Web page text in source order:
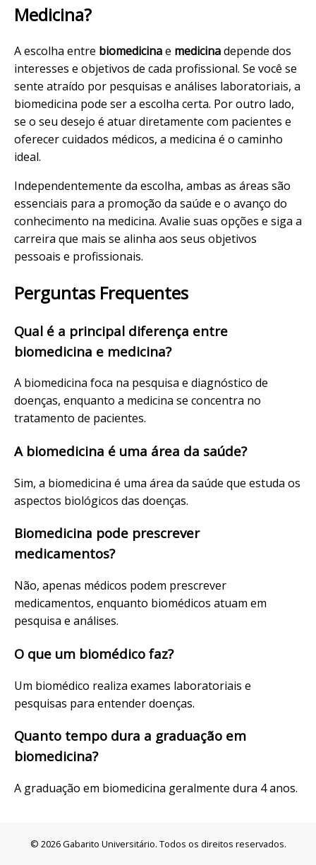
Medicina?
A escolha entre biomedicinae medicinadepende dos
interesses e objetivos de cada profissional. Se você se
sente atraído por pesquisas e análises laboratoriais, a
biomedicina pode ser a escolha certa. Por outro lado,
se o seu desejo é atuar diretamente com pacientes e
oferecer cuidados médicos, a medicina é o caminho
ideal.
Independentemente da escolha, ambas as áreas são
essenciais para a promoção da saúde e o avanço do
conhecimento na medicina. Avalie suas opções e siga a
carreira que mais se alinha aos seus objetivos
pessoais e profissionais.
Perguntas Frequentes
Qual é a principal diferença entre
biomedicina e medicina?
A biomedicina foca na pesquisa e diagnóstico de
doenças, enquanto a medicina se concentra no
tratamento de pacientes.
A biomedicina é uma área da saúde?
Sim, a biomedicina é uma área da saúde que estuda os
aspectos biológicos das doenças.
Biomedicina pode prescrever
medicamentos?
Não, apenas médicos podem prescrever
medicamentos, enquanto biomédicos atuam em
pesquisa e análises.
O que um biomédico faz?
Um biomédico realiza exames laboratoriais e
pesquisas para entender doenças.
Quanto tempo dura a graduação em
biomedicina?
A graduação em biomedicina geralmente dura 4 anos.
© 2026 Gabarito Universitário. Todos os direitos reservados.